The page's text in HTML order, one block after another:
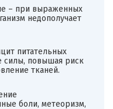
– при выраженных
недополучает
питательных
силы, повышая риск
тканей.
боли, метеоризм,